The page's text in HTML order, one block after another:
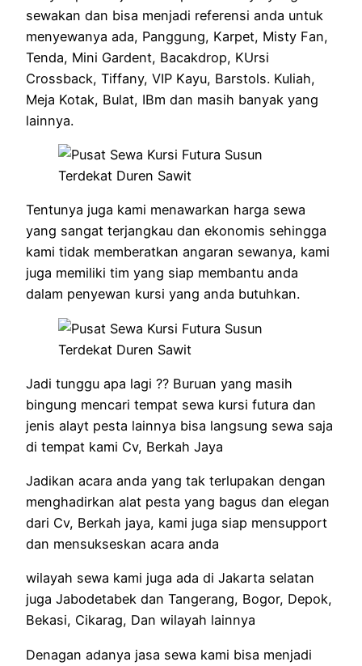
sewakan dan bisa menjadi referensi anda untuk
menyewanya ada, Panggung, Karpet, Misty Fan,
Tenda, Mini Gardent, Bacakdrop, KUrsi
Crossback, Tiffany, VIP Kayu, Barstols. Kuliah,
Meja Kotak, Bulat, IBm dan masih banyak yang
lainnya.
Tentunya juga kami menawarkan harga sewa
yang sangat terjangkau dan ekonomis sehingga
kami tidak memberatkan angaran sewanya, kami
juga memiliki tim yang siap membantu anda
dalam penyewan kursi yang anda butuhkan.
Jadi tunggu apa lagi ?? Buruan yang masih
bingung mencari tempat sewa kursi futura dan
jenis alayt pesta lainnya bisa langsung sewa saja
di tempat kami Cv, Berkah Jaya
Jadikan acara anda yang tak terlupakan dengan
menghadirkan alat pesta yang bagus dan elegan
dari Cv, Berkah jaya, kami juga siap mensupport
dan mensukseskan acara anda
wilayah sewa kami juga ada di Jakarta selatan
juga Jabodetabek dan Tangerang, Bogor, Depok,
Bekasi, Cikarag, Dan wilayah lainnya
Denagan adanya jasa sewa kami bisa menjadi